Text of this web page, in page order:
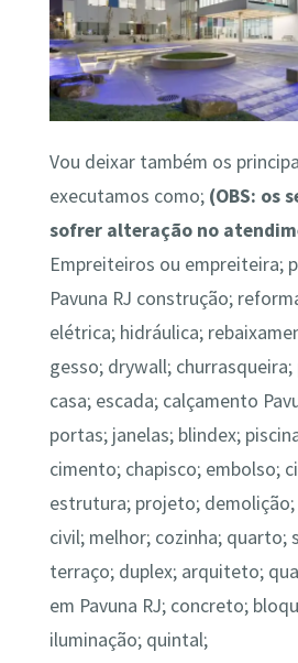
Vou deixar também os
executamos como; (OBS: os
sofrer alteração no
Empreiteiros ou empreiteira;
Pavuna RJ construção; r
elétrica; hidráulica;
gesso; drywall; churrasqueira;
casa; escada; calçamento
portas; janelas; blindex;
cimento; chapisco; embolso;
estrutura; projeto; demolição;
civil; melhor; cozinha; quarto;
terraço; duplex; arquiteto;
em Pavuna RJ; concreto;
iluminação; quintal;